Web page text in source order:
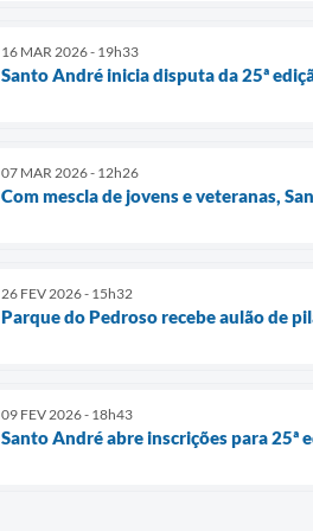
16 MAR 2026 - 19h33
Santo André inicia disputa da 25ª
07 MAR 2026 - 12h26
Com mescla de jovens e veteranas,
26 FEV 2026 - 15h32
Parque do Pedroso recebe aulão de
09 FEV 2026 - 18h43
Santo André abre inscrições para 25ª